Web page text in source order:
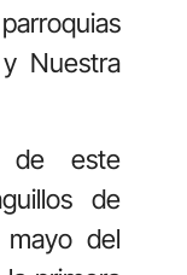
Nuestra
de este
de
del